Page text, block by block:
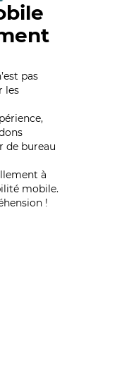
pas
les
de bureau
à
mobile.
!